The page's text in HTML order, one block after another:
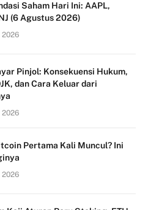
Saham Hari Ini: AAPL,
(6 Agustus 2026)
2026
Pinjol: Konsekuensi Hukum,
dan Cara Keluar dari
2026
Pertama Kali Muncul? Ini
2026